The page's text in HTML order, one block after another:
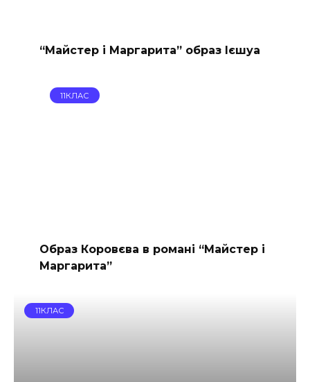
“Майстер і Маргарита” образ Ієшуа
11КЛАС
Образ Коровєва в романі “Майстер і
Маргарита”
11КЛАС